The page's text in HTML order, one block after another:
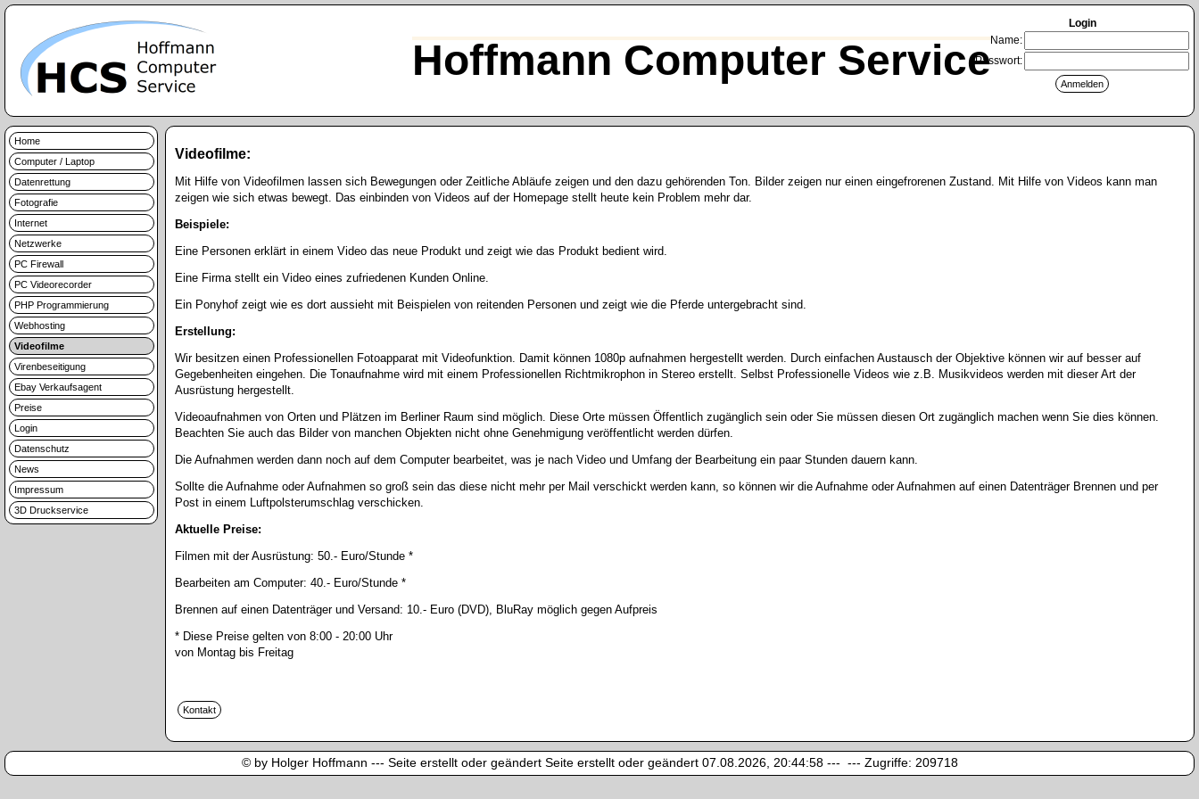
Hoffmann Computer Service
Login
Name:
Passwort:
Home
Computer / Laptop
Datenrettung
Fotografie
Internet
Netzwerke
PC Firewall
PC Videorecorder
PHP Programmierung
Webhosting
Videofilme
Virenbeseitigung
Ebay Verkaufsagent
Preise
Login
Datenschutz
News
Impressum
3D Druckservice
Videofilme:
Mit Hilfe von Videofilmen lassen sich Bewegungen oder Zeitliche Abläufe zeigen und den dazu gehörenden Ton. Bilder zeigen nur einen eingefrorenen Zustand. Mit Hilfe von Videos kann man
zeigen wie sich etwas bewegt. Das einbinden von Videos auf der Homepage stellt heute kein Problem mehr dar.
Beispiele:
Eine Personen erklärt in einem Video das neue Produkt und zeigt wie das Produkt bedient wird.
Eine Firma stellt ein Video eines zufriedenen Kunden Online.
Ein Ponyhof zeigt wie es dort aussieht mit Beispielen von reitenden Personen und zeigt wie die Pferde untergebracht sind.
Erstellung:
Wir besitzen einen Professionellen Fotoapparat mit Videofunktion. Damit können 1080p aufnahmen hergestellt werden. Durch einfachen Austausch der Objektive können wir auf besser auf
Gegebenheiten eingehen. Die Tonaufnahme wird mit einem Professionellen Richtmikrophon in Stereo erstellt. Selbst Professionelle Videos wie z.B. Musikvideos werden mit dieser Art der
Ausrüstung hergestellt.
Videoaufnahmen von Orten und Plätzen im Berliner Raum sind möglich. Diese Orte müssen Öffentlich zugänglich sein oder Sie müssen diesen Ort zugänglich machen wenn Sie dies können.
Beachten Sie auch das Bilder von manchen Objekten nicht ohne Genehmigung veröffentlicht werden dürfen.
Die Aufnahmen werden dann noch auf dem Computer bearbeitet, was je nach Video und Umfang der Bearbeitung ein paar Stunden dauern kann.
Sollte die Aufnahme oder Aufnahmen so groß sein das diese nicht mehr per Mail verschickt werden kann, so können wir die Aufnahme oder Aufnahmen auf einen Datenträger Brennen und per
Post in einem Luftpolsterumschlag verschicken.
Aktuelle Preise:
Filmen mit der Ausrüstung: 50.- Euro/Stunde *
Bearbeiten am Computer: 40.- Euro/Stunde *
Brennen auf einen Datenträger und Versand: 10.- Euro (DVD), BluRay möglich gegen Aufpreis
* Diese Preise gelten von 8:00 - 20:00 Uhr
von Montag bis Freitag
© by Holger Hoffmann --- Seite erstellt oder geändert Seite erstellt oder geändert 07.08.2026, 20:44:58 --- --- Zugriffe: 209718